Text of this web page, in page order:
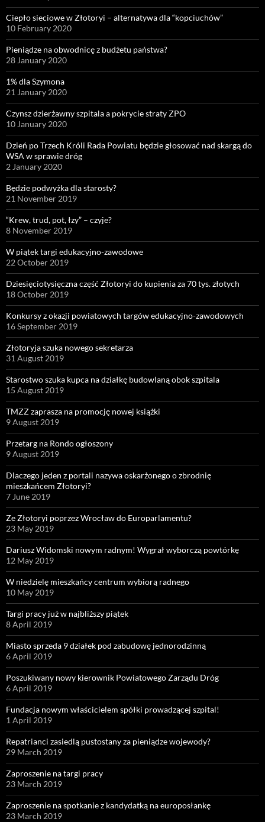
Ciepło sieciowe w Złotoryi – alternatywa dla “kopciuchów”
10 February 2020
Pieniądze na obwodnicę z budżetu państwa?
28 January 2020
1% dla Szymona
21 January 2020
Czynsz dzierżawny szpitala a pokrycie straty ZPO
10 January 2020
Dzień po Trzech Króli Rada Powiatu będzie głosować nad skargą do
WSA w sprawie dróg
2 January 2020
Będzie podwyżka dla starosty?
21 November 2019
“Krew, trud, pot, łzy” – czyje?
8 November 2019
W piątek targi edukacyjno-zawodowe
22 October 2019
Dziesięciotysięczna część Złotoryi do kupienia za 70 tys. złotych
18 October 2019
Konkursy z okazji powiatowych targów edukacyjno-zawodowych
16 September 2019
Złotoryja szuka nowego sekretarza
31 August 2019
Starostwo szuka kupca na działkę budowlaną obok szpitala
15 August 2019
TMZZ zaprasza na promocję nowej książki
9 August 2019
Przetarg na Rondo ogłoszony
9 August 2019
Dlaczego jeden z portali nazywa oskarżonego o zbrodnię
mieszkańcem Złotoryi?
7 June 2019
Ze Złotoryi poprzez Wrocław do Europarlamentu?
23 May 2019
Dariusz Widomski nowym radnym! Wygrał wyborczą powtórkę
12 May 2019
W niedzielę mieszkańcy centrum wybiorą radnego
10 May 2019
Targi pracy już w najbliższy piątek
8 April 2019
Miasto sprzeda 9 działek pod zabudowę jednorodzinną
6 April 2019
Poszukiwany nowy kierownik Powiatowego Zarządu Dróg
6 April 2019
Fundacja nowym właścicielem spółki prowadzącej szpital!
1 April 2019
Repatrianci zasiedlą pustostany za pieniądze wojewody?
29 March 2019
Zaproszenie na targi pracy
23 March 2019
Zaproszenie na spotkanie z kandydatką na europosłankę
23 March 2019